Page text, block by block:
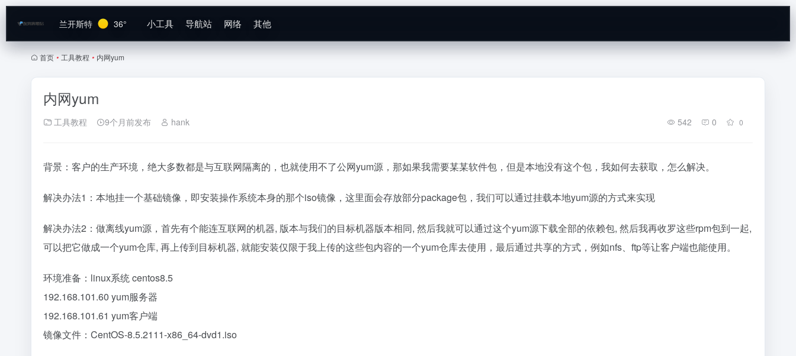
兰开斯特 36° 小工具 导航站 网络 其他
首页 • 工具教程 • 内网yum
内网yum
工具教程 9个月前发布 hank 542 0 0
背景：客户的生产环境，绝大多数都是与互联网隔离的，也就使用不了公网yum源，那如果我需要某某软件包，但是本地没有这个包，我如何去获取，怎么解决。
解决办法1：本地挂一个基础镜像，即安装操作系统本身的那个iso镜像，这里面会存放部分package包，我们可以通过挂载本地yum源的方式来实现
解决办法2：做离线yum源，首先有个能连互联网的机器, 版本与我们的目标机器版本相同, 然后我就可以通过这个yum源下载全部的依赖包, 然后我再收罗这些rpm包到一起,
可以把它做成一个yum仓库, 再上传到目标机器, 就能安装仅限于我上传的这些包内容的一个yum仓库去使用，最后通过共享的方式，例如nfs、ftp等让客户端也能使用。
环境准备：linux系统 centos8.5
192.168.101.60 yum服务器
192.168.101.61 yum客户端
镜像文件：CentOS-8.5.2111-x86_64-dvd1.iso